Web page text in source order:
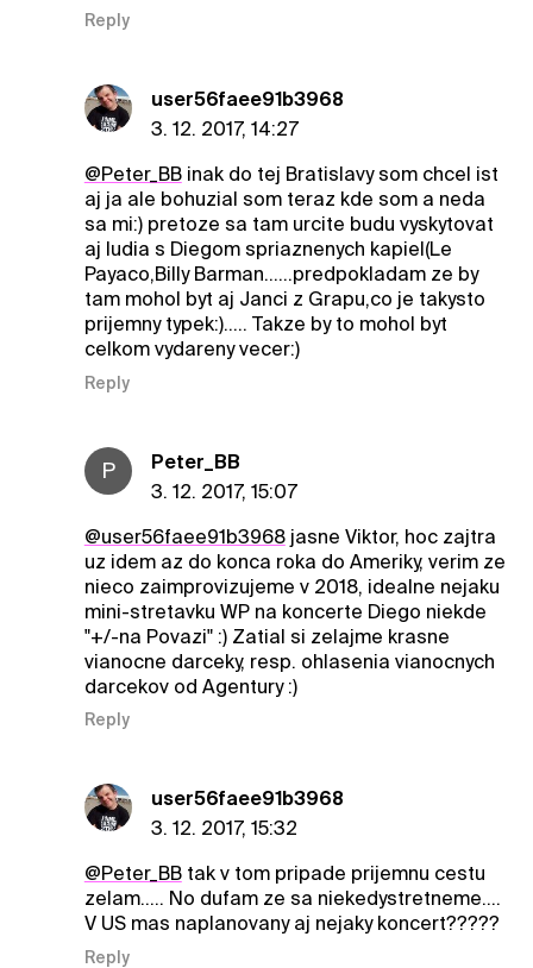
Reply
user56faee91b3968
3. 12. 2017, 14:27
@Peter_BBinak do tej Bratislavy som chcel ist
aj ja ale bohuzial som teraz kde som a neda
sa mi:) pretoze sa tam urcite budu vyskytovat
aj ludia s Diegom spriaznenych kapiel(Le
Payaco,Billy Barman......predpokladam ze by
tam mohol byt aj Janci z Grapu,co je takysto
prijemny typek:)..... Takze by to mohol byt
celkom vydareny vecer:)
Reply
P
Peter_BB
3. 12. 2017, 15:07
@user56faee91b3968jasne Viktor, hoc zajtra
uz idem az do konca roka do Ameriky, verim ze
nieco zaimprovizujeme v 2018, idealne nejaku
mini-stretavku WP na koncerte Diego niekde
"+/-na Povazi" :) Zatial si zelajme krasne
vianocne darceky, resp. ohlasenia vianocnych
darcekov od Agentury :)
Reply
user56faee91b3968
3. 12. 2017, 15:32
@Peter_BBtak v tom pripade prijemnu cestu
zelam..... No dufam ze sa niekedystretneme....
V US mas naplanovany aj nejaky koncert?????
Reply